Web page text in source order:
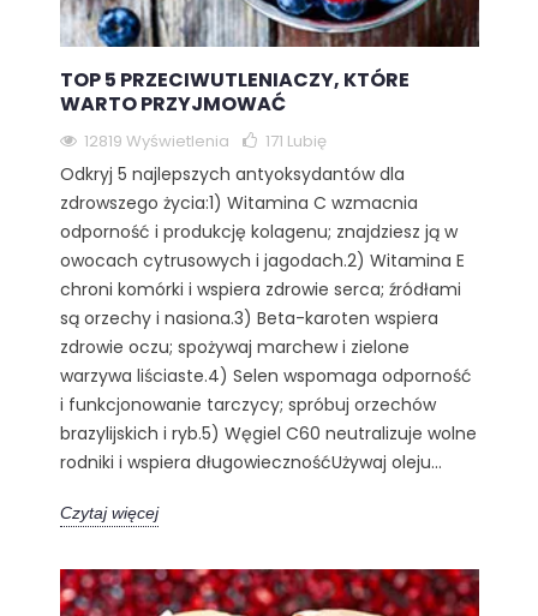
TOP 5 PRZECIWUTLENIACZY, KTÓRE
WARTO PRZYJMOWAĆ
12819 Wyświetlenia 171 Lubię
Odkryj 5 najlepszych antyoksydantów dla
zdrowszego życia:1) Witamina C wzmacnia
odporność i produkcję kolagenu; znajdziesz ją w
owocach cytrusowych i jagodach.2) Witamina E
chroni komórki i wspiera zdrowie serca; źródłami
są orzechy i nasiona.3) Beta-karoten wspiera
zdrowie oczu; spożywaj marchew i zielone
warzywa liściaste.4) Selen wspomaga odporność
i funkcjonowanie tarczycy; spróbuj orzechów
brazylijskich i ryb.5) Węgiel C60 neutralizuje wolne
rodniki i wspiera długowiecznośćUżywaj oleju...
Czytaj więcej